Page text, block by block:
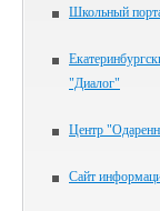
Школьный
"Диалог"
Центр
Сайт